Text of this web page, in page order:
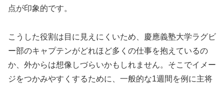
点が印象的です。
こうした役割は目に見えにくいため、慶應義塾大学ラグビ
ー部のキャプテンがどれほど多くの仕事を抱えているの
か、外からは想像しづらいかもしれません。そこでイメー
ジをつかみやすくするために、一般的な1週間を例に主将